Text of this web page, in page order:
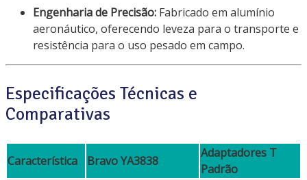
Engenharia de Precisão: Fabricado em alumínio
aeronáutico, oferecendo leveza para o transporte e
resistência para o uso pesado em campo.
Especificações Técnicas e
Comparativas
Característica Bravo YA3838
Adaptadores T
Padrão